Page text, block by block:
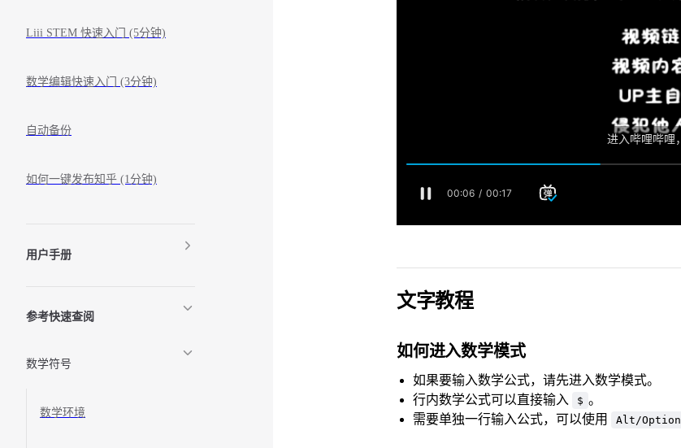
Liii STEM 快速入门 (5分钟)
数学编辑快速入门 (3分钟)
自动备份
如何一键发布知乎 (1分钟)
用户手册
参考快速查阅
数学符号
数学环境
文字教程
如何进入数学模式
如果要输入数学公式，请先进入数学模式。
行内数学公式可以直接输入
$ 。
需要单独一行输入公式，可以使用
Alt/Option